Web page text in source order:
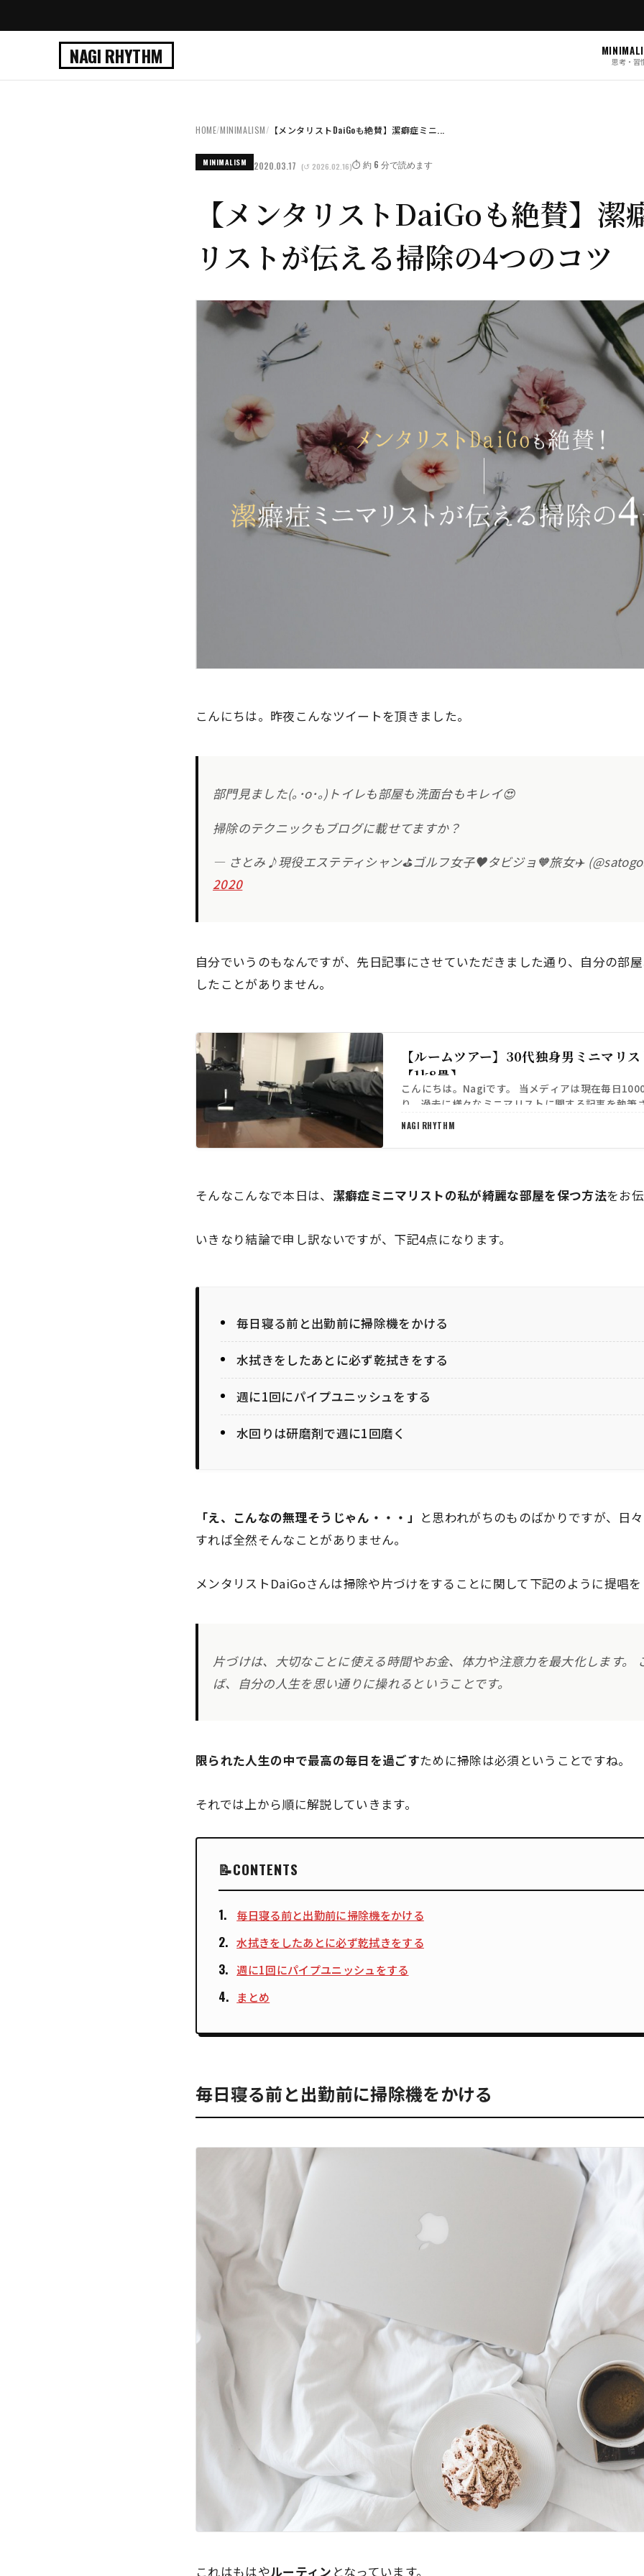
NAGI RHYTHM 思考・習
HOME/MINIMALISM/ 【メンタリストDaiGoも絶賛】潔癖症ミニ...
MINIMALISM 2020.03.17 (↺ 2026.02.16)⏱️ 約 6 分で読めます
【メンタリストDaiGoも絶賛】潔
リストが伝える掃除の4つのコツ
こんにちは。昨夜こんなツイートを頂きました。
部門見ました(｡･о･｡)トイレも部屋も洗面台もキレイ😍
掃除のテクニックもブログに載せてますか？
— さとみ♪現役エステティシャン⛳ゴルフ女子♥タビジョ🧡旅女✈️
2020
自分でいうのもなんですが、先日記事にさせていただきました通り、自分の部
したことがありません。
【ルームツアー】30代独身男ミニマリ
【1k8畳】
こんにちは。Nagiです。 当メディアは現在毎日
り、過去に様々なミニマリストに関する記事を執筆
https://sib-official.com/141…
NAGI RHYTHM
そんなこんなで本日は、 潔癖症ミニマリストの私が綺麗な部屋を保つ方法をお
いきなり結論で申し訳ないですが、下記4点になります。
毎日寝る前と出勤前に掃除機をかける
水拭きをしたあとに必ず乾拭きをする
週に1回にパイプユニッシュをする
水回りは研磨剤で週に1回磨く
「え、こんなの無理そうじゃん・・・」 と思われがちのものばかりですが、日
すれば全然そんなことがありません。
メンタリストDaiGoさんは掃除や片づけをすることに関して下記のように提唱を
片づけは、大切なことに使える時間やお金、体力や注意力を最大化します。
ば、自分の人生を思い通りに操れるということです。
限られた人生の中で最高の毎日を過ごすために掃除は必須 ということですね。
それでは上から順に解説していきます。
CONTENTS
毎日寝る前と出勤前に掃除機をかける
水拭きをしたあとに必ず乾拭きをする
週に1回にパイプユニッシュをする
まとめ
毎日寝る前と出勤前に掃除機をかける
これはもはやルーティン となっています。